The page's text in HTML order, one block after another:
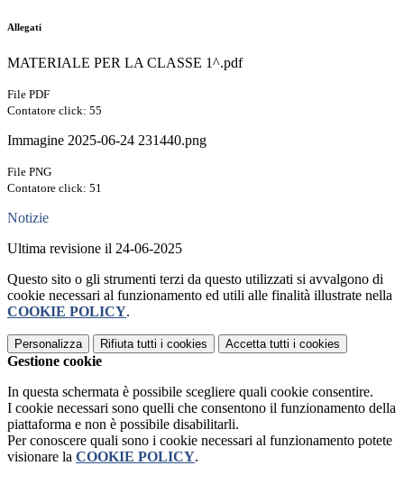
Allegati
MATERIALE PER LA CLASSE 1^.pdf
File PDF
Contatore click: 55
Immagine 2025-06-24 231440.png
File PNG
Contatore click: 51
Notizie
Ultima revisione il 24-06-2025
Questo sito o gli strumenti terzi da questo utilizzati si avvalgono di
cookie necessari al funzionamento ed utili alle finalità illustrate nella
COOKIE POLICY.
Personalizza Rifiuta tutti i cookies Accetta tutti i cookies
Gestione cookie
In questa schermata è possibile scegliere quali cookie consentire.
I cookie necessari sono quelli che consentono il funzionamento della
piattaforma e non è possibile disabilitarli.
Per conoscere quali sono i cookie necessari al funzionamento potete
visionare la COOKIE POLICY.